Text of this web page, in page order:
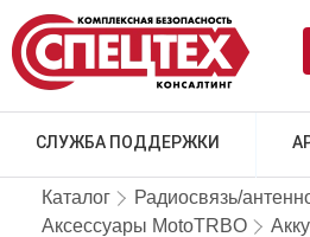
СЛУЖБА ПОДДЕРЖКИ
Каталог Радиосвязь/
Аксессуары MotoTRBO